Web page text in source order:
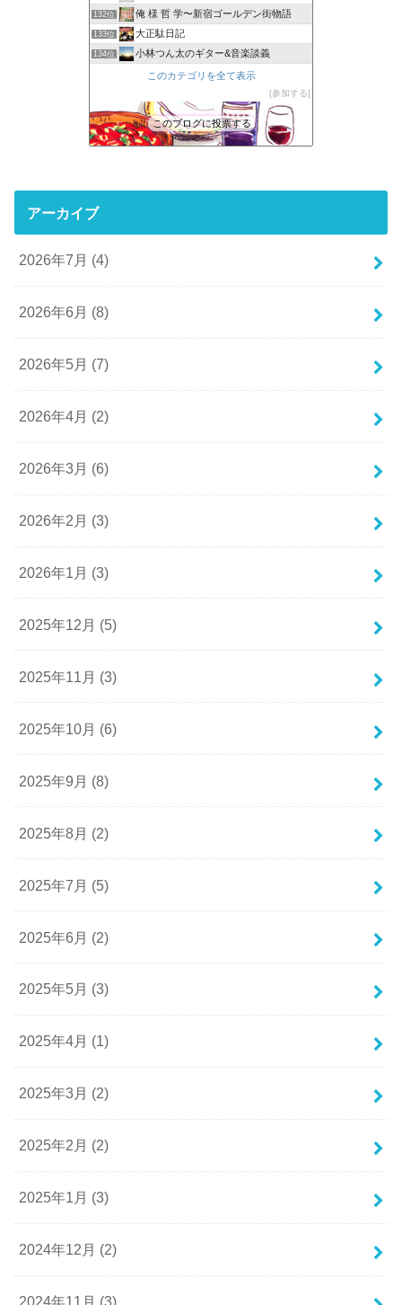
132位 俺 様 哲 学〜新宿ゴールデン街物語
133位 大正駄日記
134位 小林つん太のギター&音楽談義
このカテゴリを全て表示
参加する
このブログに投票する
アーカイブ
2026年7月 (4)
2026年6月 (8)
2026年5月 (7)
2026年4月 (2)
2026年3月 (6)
2026年2月 (3)
2026年1月 (3)
2025年12月 (5)
2025年11月 (3)
2025年10月 (6)
2025年9月 (8)
2025年8月 (2)
2025年7月 (5)
2025年6月 (2)
2025年5月 (3)
2025年4月 (1)
2025年3月 (2)
2025年2月 (2)
2025年1月 (3)
2024年12月 (2)
2024年11月 (3)